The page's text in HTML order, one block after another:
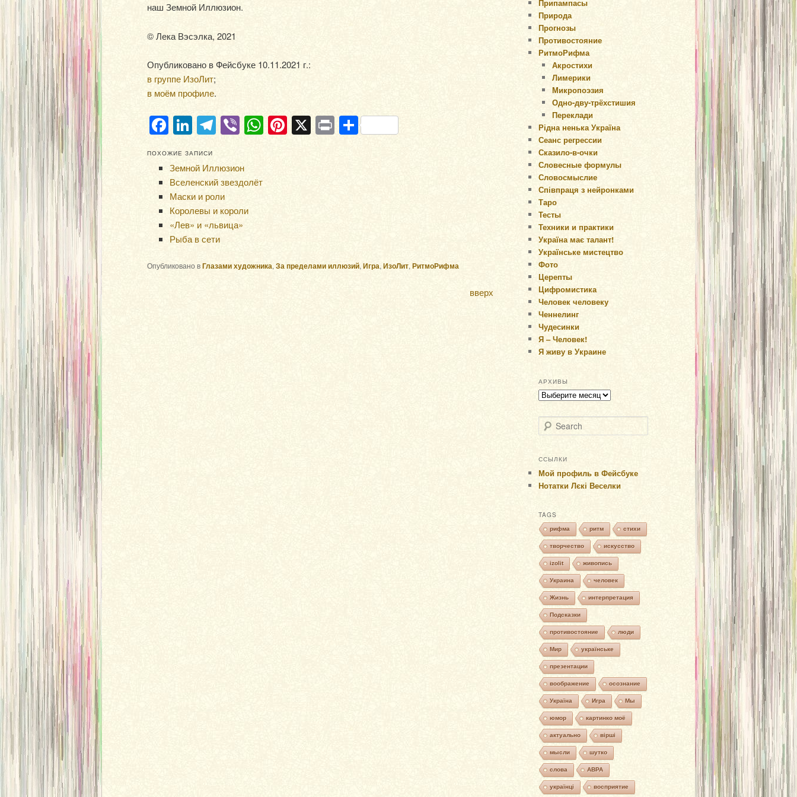
наш Земной Иллюзион.
© Лека Вэсэлка, 2021
Опубликовано в Фейсбуке 10.11.2021 г.:
в группе ИзоЛит;
в моём профиле.
Facebook
LinkedIn
Telegram
ViberWhatsApp
Pinterest
X PrintОтправить
ПОХОЖИЕ ЗАПИСИ
Земной Иллюзион
Вселенский звездолёт
Маски и роли
Королевы и короли
«Лев» и «львица»
Рыба в сети
Опубликовано вГлазами художника, За пределами иллюзий, Игра, ИзоЛит, РитмоРифма
вверх
Припампасы
Природа
Прогнозы
Противостояние
РитмоРифма
Акростихи
Лимерики
Микропоэзия
Одно-дву-трёхстишия
Переклади
Рідна ненька Україна
Сеанс регрессии
Сказило-в-очки
Словесные формулы
Словосмыслие
Співпраця з нейронками
Таро
Тесты
Техники и практики
Україна має талант!
Українське мистецтво
Фото
Церепты
Цифромистика
Человек человеку
Ченнелинг
Чудесинки
Я – Человек!
Я живу в Украине
АРХИВЫ
Архивы
Search
ССЫЛКИ
Мой профиль в Фейсбуке
Нотатки Лєкі Веселки
TAGS
рифма ритм стихи
творчество искусство
izolit живопись
Украина человек
Жизнь интерпретация
Подсказки
противостояние люди
Мир українське
презентации
воображение осознание
Україна Игра Мы
юмор картинко моё
актуально вірші
мысли шутко
слова АВРА
українці восприятие